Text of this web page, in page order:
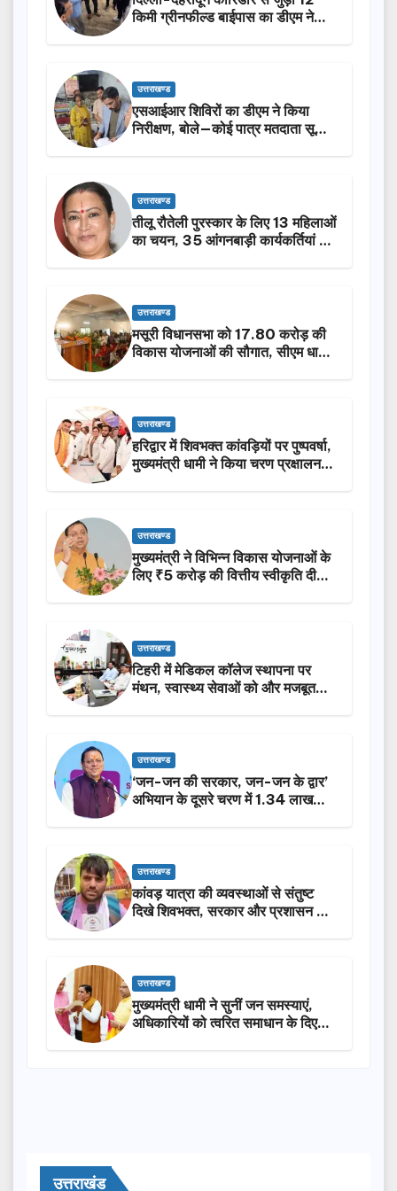
किमी ग्रीनफील्ड बाईपास का डीएम ने
उत्तराखण्ड
एसआईआर शिविरों का डीएम ने किया
निरीक्षण, बोले—कोई पात्र मतदाता सूची
उत्तराखण्ड
तीलू रौतेली पुरस्कार के लिए 13 महिलाओं
का चयन, 35 आंगनबाड़ी कार्यकर्तियां भी
उत्तराखण्ड
मसूरी विधानसभा को 17.80 करोड़ की
विकास योजनाओं की सौगात, सीएम धामी
उत्तराखण्ड
हरिद्वार में शिवभक्त कांवड़ियों पर पुष्पवर्षा,
मुख्यमंत्री धामी ने किया चरण प्रक्षालन…
उत्तराखण्ड
मुख्यमंत्री ने विभिन्न विकास योजनाओं के
लिए ₹5 करोड़ की वित्तीय स्वीकृति दी…
उत्तराखण्ड
टिहरी में मेडिकल कॉलेज स्थापना पर
मंथन, स्वास्थ्य सेवाओं को और मजबूत
उत्तराखण्ड
‘जन-जन की सरकार, जन-जन के द्वार’
अभियान के दूसरे चरण में 1.34 लाख
उत्तराखण्ड
कांवड़ यात्रा की व्यवस्थाओं से संतुष्ट
दिखे शिवभक्त, सरकार और प्रशासन की
उत्तराखण्ड
मुख्यमंत्री धामी ने सुनीं जन समस्याएं,
अधिकारियों को त्वरित समाधान के दिए
उत्तराखंड